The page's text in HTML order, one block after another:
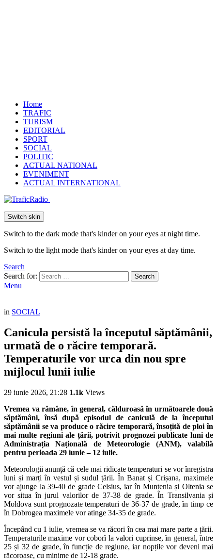
Home
TRAFIC
TURISM
EDITORIAL
SPORT
SOCIAL
POLITIC
ACTUAL NATIONAL
EVENIMENT
ACTUAL INTERNATIONAL
Switch skin
Switch to the dark mode that's kinder on your eyes at night time.
Switch to the light mode that's kinder on your eyes at day time.
Search
Search for:
Search
Menu
in SOCIAL
Canicula persistă la începutul săptămânii,
urmată de o răcire temporară.
Temperaturile vor urca din nou spre
mijlocul lunii iulie
29 iunie 2026, 21:28 1.1k Views
Vremea va rămâne, în general, călduroasă în următoarele două
săptămâni, însă după episodul de caniculă de la începutul
săptămânii se va produce o răcire temporară, însoțită de ploi în
mai multe regiuni ale țării, potrivit prognozei publicate luni de
Administrația Națională de Meteorologie (ANM), valabilă
pentru perioada 29 iunie – 12 iulie.
Meteorologii anunță că cele mai ridicate temperaturi se vor înregistra
luni și marți în vestul și sudul țării. În Banat și Crișana, maximele
vor ajunge la 39-40 de grade Celsius, iar în Muntenia și Oltenia se
vor situa în jurul valorilor de 37-38 de grade. În Transilvania și
Moldova sunt prognozate temperaturi de 36-37 de grade, în timp ce
în Dobrogea maximele vor atinge 34-35 de grade.
Începând cu 1 iulie, vremea se va răcori în cea mai mare parte a țării.
Temperaturile maxime vor coborî la valori cuprinse, în general, între
25 și 32 de grade, în funcție de regiune, iar nopțile vor deveni mai
răcoroase, cu minime de 12-18 grade.